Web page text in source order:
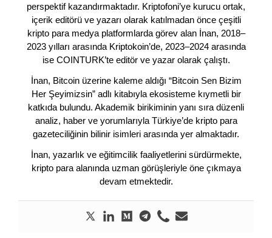
perspektif kazandırmaktadır. Kriptofoni’ye kurucu ortak,
içerik editörü ve yazarı olarak katılmadan önce çeşitli
kripto para medya platformlarda görev alan İnan, 2018–
2023 yılları arasında Kriptokoin’de, 2023–2024 arasında
ise COINTURK’te editör ve yazar olarak çalıştı.
İnan, Bitcoin üzerine kaleme aldığı “Bitcoin Sen Bizim
Her Şeyimizsin” adlı kitabıyla ekosisteme kıymetli bir
katkıda bulundu. Akademik birikiminin yanı sıra düzenli
analiz, haber ve yorumlarıyla Türkiye’de kripto para
gazeteciliğinin bilinir isimleri arasında yer almaktadır.
İnan, yazarlık ve eğitimcilik faaliyetlerini sürdürmekte,
kripto para alanında uzman görüşleriyle öne çıkmaya
devam etmektedir.